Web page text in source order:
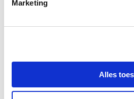
Marketing
Alles
Nationaal Instituut voor Criminalistiek
onmiddellijk de drugs die door de
Lees meer